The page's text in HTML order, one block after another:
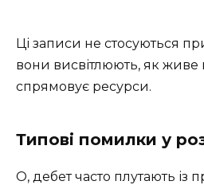
Ці записи не стосуються
вони висвітлюють, як живе
спрямовує ресурси.
Типові помилки у
О, дебет часто плутають із